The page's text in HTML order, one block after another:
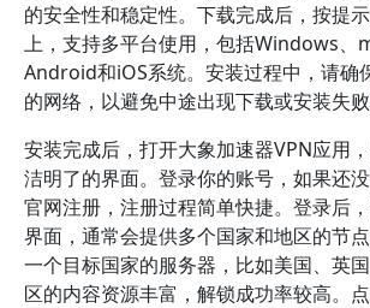
的安全性和稳定性。下载完成后，按提
上，支持多平台使用，包括Windows、
Android和iOS系统。安装过程中，请确
的网络，以避免中途出现下载或安装失败
安装完成后，打开大象加速器VPN应用
洁明了的界面。登录你的账号，如果还
官网注册，注册过程简单快捷。登录后
界面，通常会提供多个国家和地区的节
一个目标国家的服务器，比如美国、英
区的内容资源丰富，解锁成功率较高。